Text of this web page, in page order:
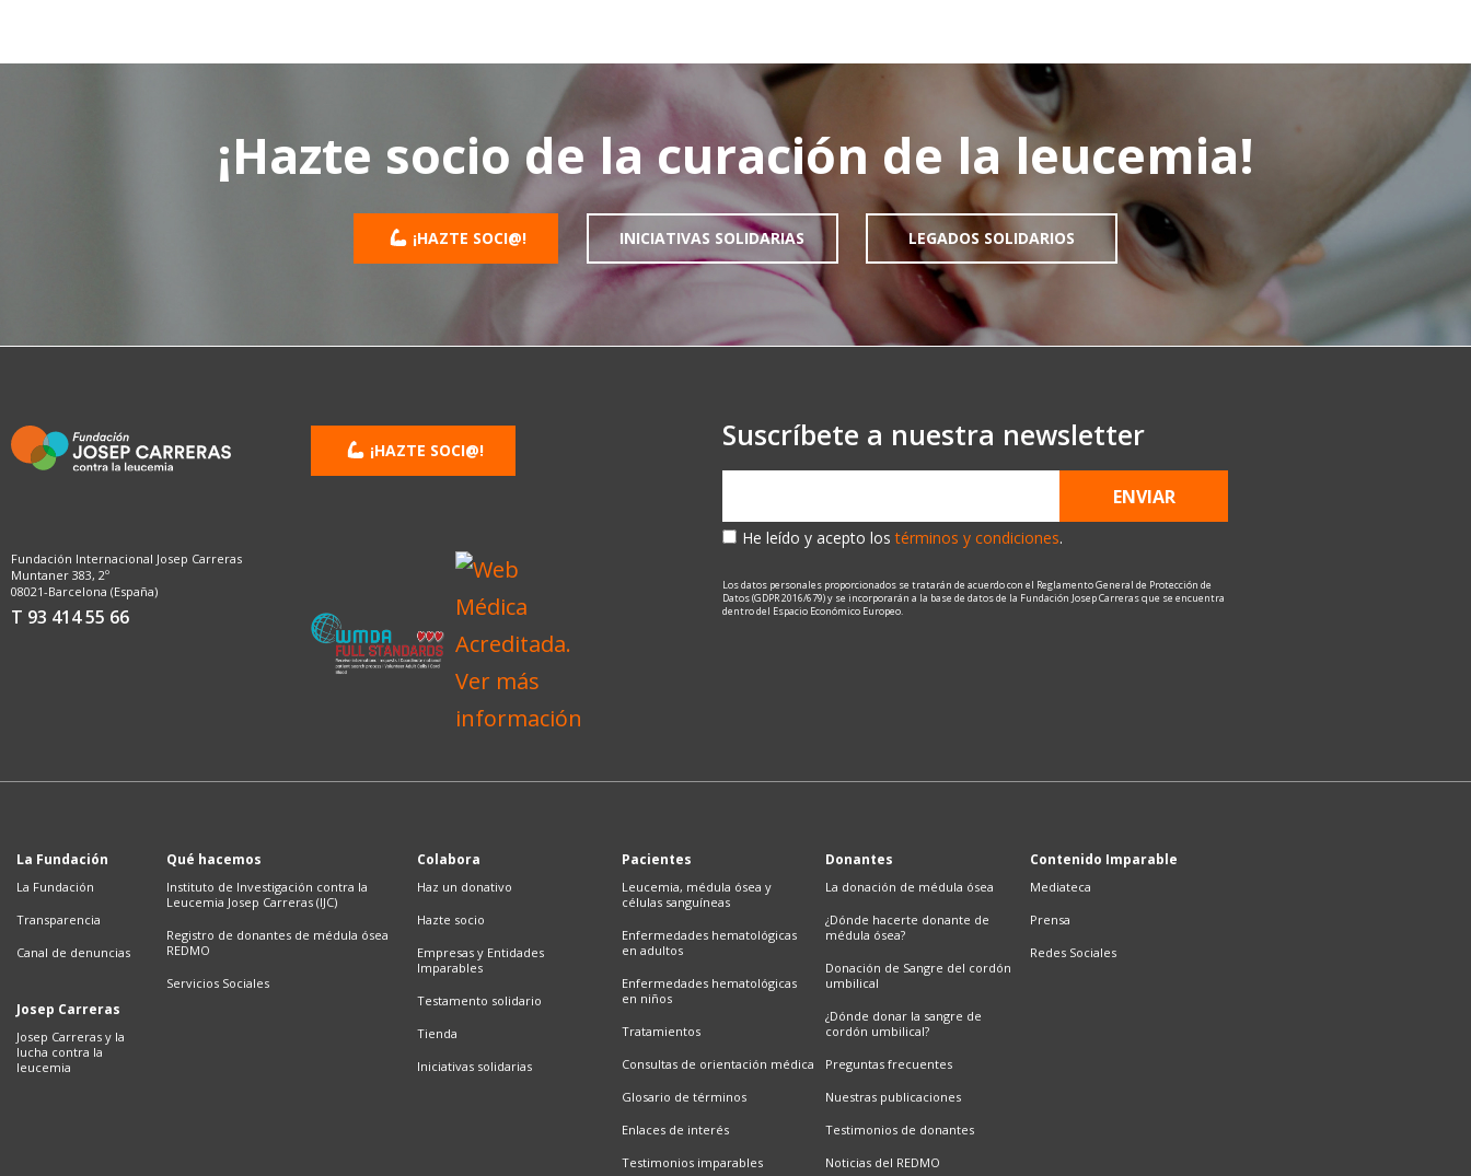
¡Hazte socio de la curación de la leucemia!
¡HAZTE SOCI@! INICIATIVAS SOLIDARIAS LEGADOS SOLIDARIOS
Fundación Internacional Josep Carreras
Muntaner 383, 2º
08021-Barcelona (España)
T 93 414 55 66
¡HAZTE SOCI@! Suscríbete a nuestra newsletter
He leído y acepto lostérminos y condiciones.
ENVIAR
Los datos personales proporcionados se tratarán de acuerdo con el Reglamento General de Protección de
Datos (GDPR 2016/679) y se incorporarán a la base de datos de la Fundación Josep Carreras que se encuentra
dentro del Espacio Económico Europeo.
La Fundación
La Fundación
Transparencia
Canal de denuncias
Josep Carreras
Josep Carreras y la
lucha contra la
leucemia
Qué hacemos
Instituto de Investigación contra la
Leucemia Josep Carreras (IJC)
Registro de donantes de médula ósea
REDMO
Servicios Sociales
Colabora
Haz un donativo
Hazte socio
Empresas y Entidades
Imparables
Testamento solidario
Tienda
Iniciativas solidarias
Pacientes
Leucemia, médula ósea y
células sanguíneas
Enfermedades hematológicas
en adultos
Enfermedades hematológicas
en niños
Tratamientos
Consultas de orientación médica
Glosario de términos
Enlaces de interés
Testimonios imparables
Donantes
La donación de médula ósea
¿Dónde hacerte donante de
médula ósea?
Donación de Sangre del cordón
umbilical
¿Dónde donar la sangre de
cordón umbilical?
Preguntas frecuentes
Nuestras publicaciones
Testimonios de donantes
Noticias del REDMO
Contenido Imparable
Mediateca
Prensa
Redes Sociales